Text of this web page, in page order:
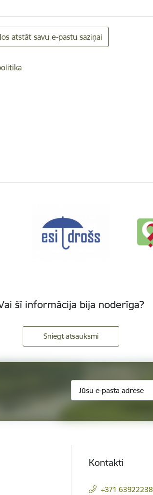
atstāt savu e-pastu saziņai
šī informācija bija noderīga?
Sniegt atsauksmi
Kontakti
+371 63922238